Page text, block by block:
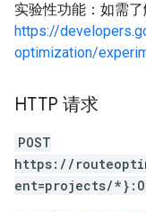
实验性功能：如需
https://
optimization/
HTTP 请求
POST
https://
ent=projects/